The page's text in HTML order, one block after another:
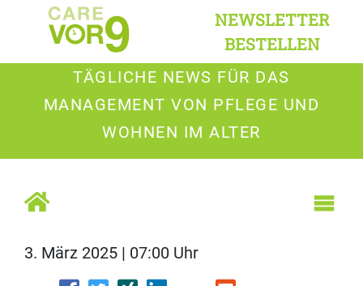
NEWSLETTER
BESTELLEN
TÄGLICHE NEWS FÜR DAS
MANAGEMENT VON PFLEGE UND
WOHNEN IM ALTER
3. März 2025 | 07:00 Uhr